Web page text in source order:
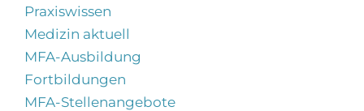
Praxiswissen
Medizin aktuell
MFA-Ausbildung
Fortbildungen
MFA-Stellenangebote